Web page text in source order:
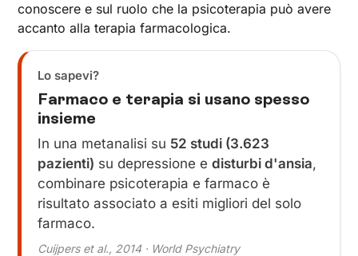
conoscere e sul ruolo che la psicoterapia può avere
accanto alla terapia farmacologica.
Lo sapevi?
Farmaco e terapia si usano spesso
insieme
In una metanalisi su 52 studi (3.623
pazienti) su depressione edisturbi d'ansia,
combinare psicoterapia e farmaco è
risultato associato a esiti migliori del solo
farmaco.
Cuijpers et al., 2014 · World Psychiatry